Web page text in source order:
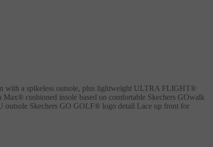
with a spikeless outsole, plus lightweight ULTRA FLIGHT®
cushioned insole based on comfortable Skechers GOwalk
outsole Skechers GO GOLF® logo detail Lace up front for